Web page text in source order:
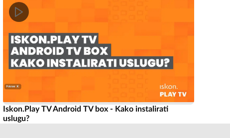
Iskon.Play TV Android TV box - Kako instalirati
uslugu?